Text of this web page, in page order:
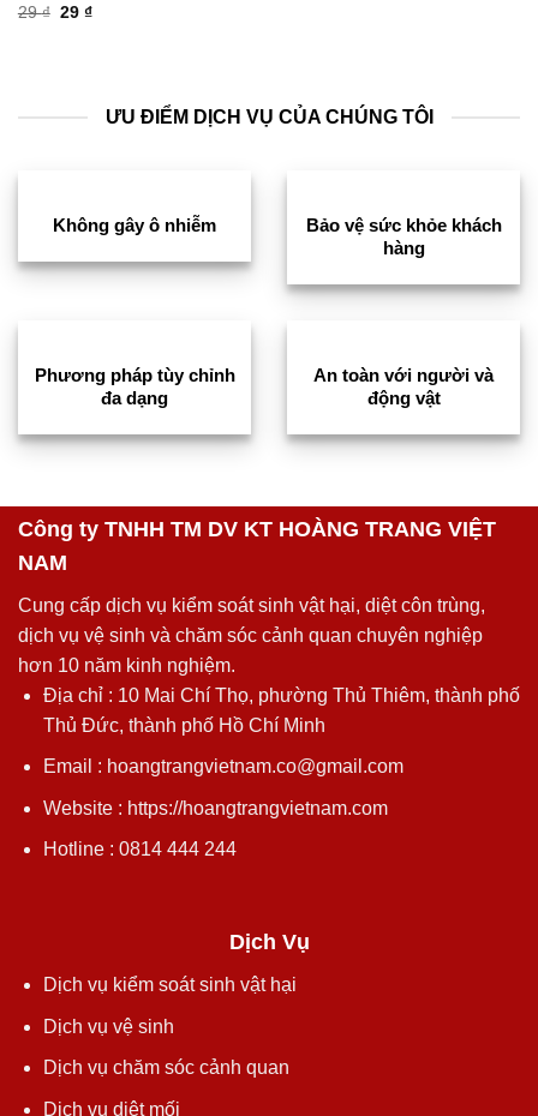
Được
29₫ Giá
29 ₫Giá
ƯU ĐIỂM DỊCH VỤ CỦA CHÚNG TÔI
Không gây ô nhiễm
Bảo vệ sức khỏe khách
hàng
Phương pháp tùy chỉnh
đa dạng
An toàn với người và
động vật
Công ty TNHH TM DV KT HOÀNG TRANG VIỆT
NAM
Cung cấp dịch vụ kiểm soát sinh vật hại, diệt côn trùng,
dịch vụ vệ sinh và chăm sóc cảnh quan chuyên nghiệp
hơn 10 năm kinh nghiệm.
Địa chỉ : 10 Mai Chí Thọ, phường Thủ Thiêm, thành phố
Thủ Đức, thành phố Hồ Chí Minh
Email : hoangtrangvietnam.co@gmail.com
Website : https://hoangtrangvietnam.com
Hotline : 0814 444 244
Dịch Vụ
Dịch vụ kiểm soát sinh vật hại
Dịch vụ vệ sinh
Dịch vụ chăm sóc cảnh quan
Dịch vụ diệt mối